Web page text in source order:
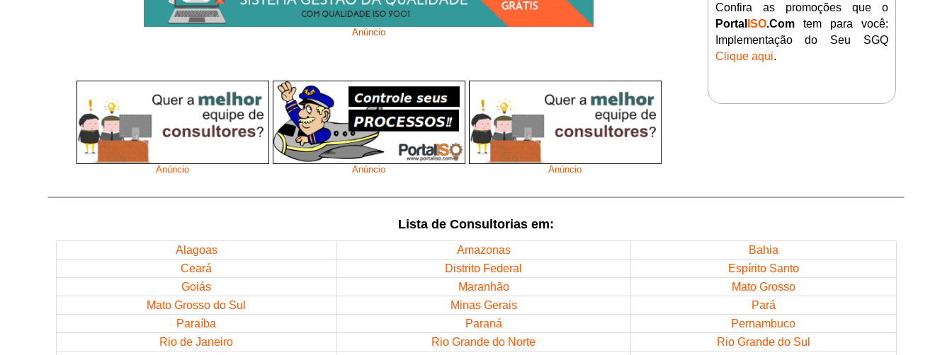
Confira as promoções que o
PortalISO.Comtem para você:
Implementação do Seu SGQ
Clique aqui.
Anúncio
Anúncio Anúncio Anúncio
Lista de Consultorias em:
Alagoas Amazonas
Bahia
Ceará
Distrito Federal
Espírito Santo
Goiás
Maranhão
Mato Grosso
Mato Grosso do Sul
Minas Gerais
Pará
Paraíba
Paraná
Pernambuco
Rio de Janeiro
Rio Grande do Norte
Rio Grande do Sul